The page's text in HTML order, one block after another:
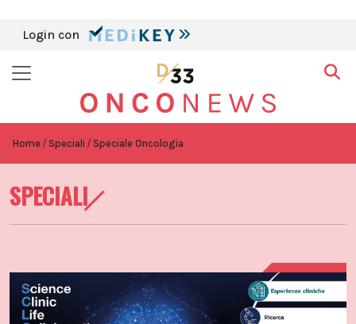
Login con
Home Speciali Speciale Oncologia
SPECIALI